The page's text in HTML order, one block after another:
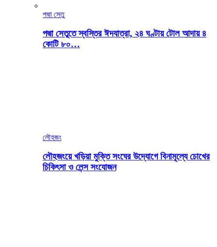
পদ্মা সেতু
পদ্মা সেতুতে স্বস্তির ঈদযাত্রা, ২৪ ঘণ্টায় টোল আদায় ৪
কোটি ৮০…
লৌহজং
লৌহজংয়ে খড়িয়া মুক্তি সংঘের উদ্যোগে বিনামূল্যে চোখের
চিকিৎসা ও লেন্স সংযোজন